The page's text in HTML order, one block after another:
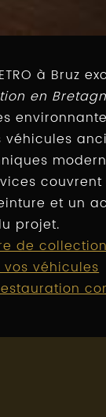
à Bruz
en
et un
projet.
de
véhicules